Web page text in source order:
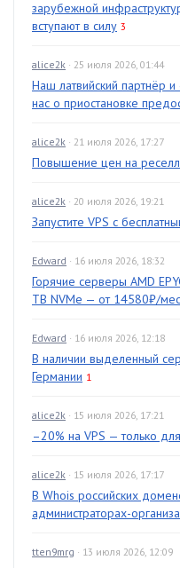
зарубежной
вступают в силу 3
alice2k · 25 июля 2026, 01:44
Наш латвийский партнёр
нас о приостановке
alice2k · 21 июля 2026, 17:27
Повышение цен на
alice2k · 20 июля 2026, 19:21
Запустите VPS с
Edward · 16 июля 2026, 18:32
Горячие серверы AMD
TB NVMe — от 14580₽/
Edward · 16 июля 2026, 12:18
В наличии выделенный
Германии 1
alice2k · 15 июля 2026, 17:21
–20% на VPS — только
alice2k · 15 июля 2026, 17:17
В Whois российских
администраторах-
tten9mrg · 13 июля 2026, 12:09